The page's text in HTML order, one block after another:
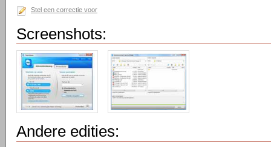
Stel een correctie voor
Screenshots:
Andere edities: